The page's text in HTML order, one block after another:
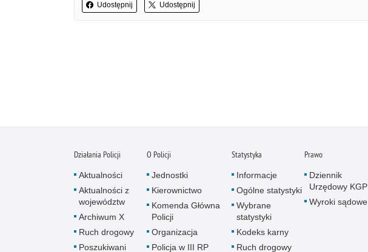
Udostępnij Udostępnij
Działania Policji
Aktualności
Aktualności z
województw
Archiwum X
Ruch drogowy
Poszukiwani
O Policji
Jednostki
Kierownictwo
Komenda Główna
Policji
Organizacja
Policja w III RP
Statystyka
Informacje
Ogólne statystyki
Wybrane
statystyki
Kodeks karny
Ruch drogowy
Prawo
Dziennik
Urzędowy KGP
Wyroki sądowe